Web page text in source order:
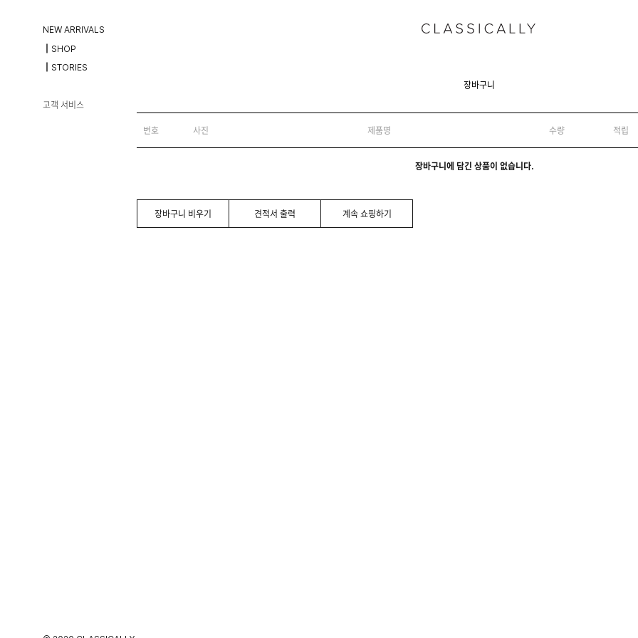
NEW ARRIVALS
┃SHOP
┃STORIES
고객 서비스
장바구니
번호 사진 제품명 수량 적립
장바구니에 담긴 상품이 없습니다.
장바구니 비우기 견적서 출력 계속 쇼핑하기